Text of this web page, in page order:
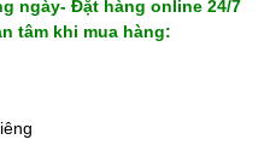
ngày- Đặt hàng online 24/7
tâm khi mua hàng: